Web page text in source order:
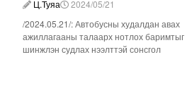
Ц.Туяа
2024/05/21
/2024.05.21/: Автобусны худалдан авах
ажиллагааны талаарх нотлох баримтыг
шинжлэн судлах нээлттэй сонсгол